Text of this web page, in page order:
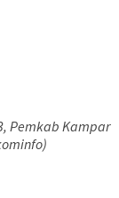
Pemkab Kampar